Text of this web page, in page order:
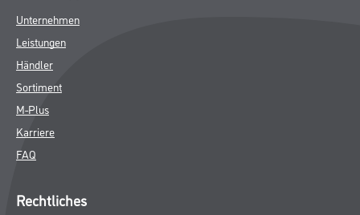
Unternehmen
Leistungen
Händler
Sortiment
M-Plus
Karriere
FAQ
Rechtliches